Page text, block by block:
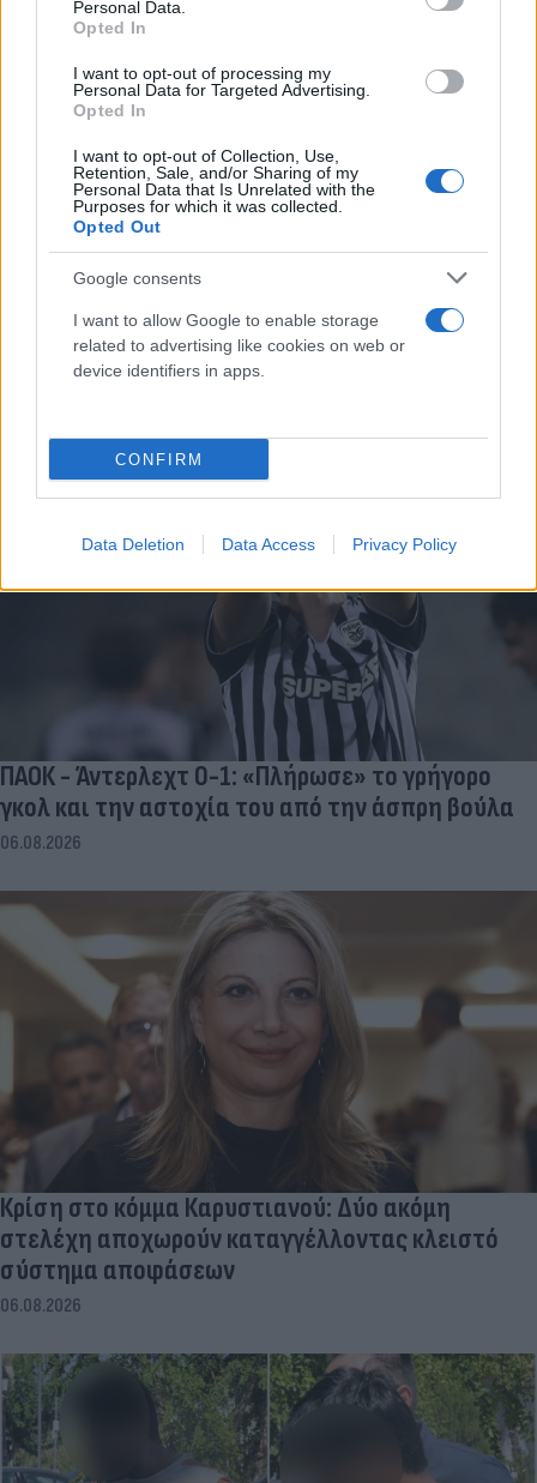
Personal Data.
Opted In
I want to opt-out of processing my
Personal Data for Targeted Advertising.
Opted In
I want to opt-out of Collection, Use,
Retention, Sale, and/or Sharing of my
Personal Data that Is Unrelated with the
Purposes for which it was collected.
Opted Out
Google consents
I want to allow Google to enable storage
related to advertising like cookies on web or
device identifiers in apps.
CONFIRM
Data Deletion Data Access Privacy Policy
Μεγάλου Κωνσταντίνου
06.08.2026
ΠΑΟΚ - Άντερλεχτ 0-1: «Πλήρωσε» το γρήγορο
γκολ και την αστοχία του από την άσπρη βούλα
06.08.2026
Κρίση στο κόμμα Καρυστιανού: Δύο ακόμη
στελέχη αποχωρούν καταγγέλλοντας κλειστό
σύστημα αποφάσεων
06.08.2026